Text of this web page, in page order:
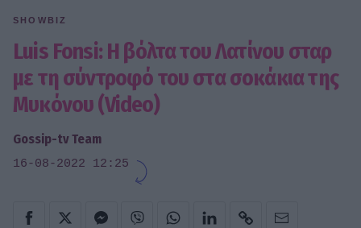
SHOWBIZ
Luis Fonsi: Η βόλτα του Λατίνου σταρ
με τη σύντροφό του στα σοκάκια της
Μυκόνου (Video)
Gossip-tv Team
16-08-2022 12:25